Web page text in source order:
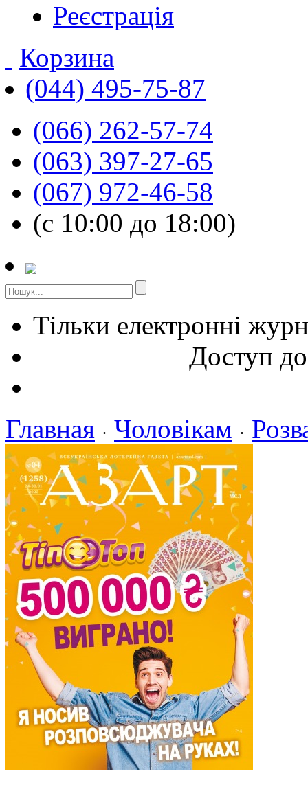
Реєстрація
Корзина
(044) 495-75-87
(066) 262-57-74
(063) 397-27-65
(067) 972-46-58
(с 10:00 до 18:00)
Тільки електронні
Доступ
Главная · Чоловікам ·